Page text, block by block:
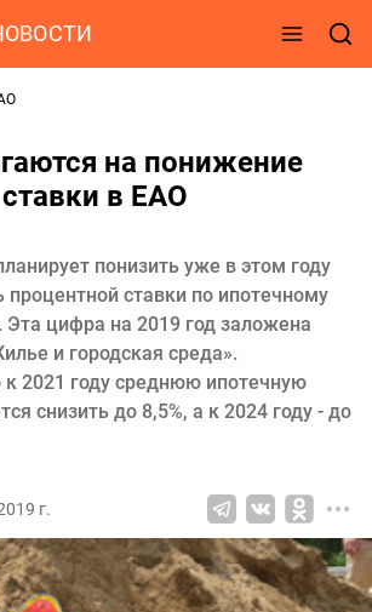
на понижение
в ЕАО
понизить уже в этом году
процентной ставки по ипотечному
Эта цифра на 2019 год заложена
и городская среда».
к 2021 году среднюю ипотечную
снизить до 8,5%, а к 2024 году - до
г.